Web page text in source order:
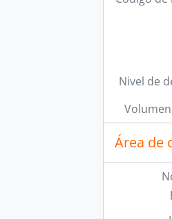
Nivel de
Área de